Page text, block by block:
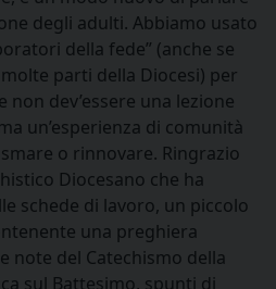
degli adulti. Abbiamo usato
della fede” (anche se
parti della Diocesi) per
non dev’essere una lezione
un’esperienza di comunità
o rinnovare. Ringrazio
Diocesano che ha
schede di lavoro, un piccolo
una preghiera
note del Catechismo della
sul Battesimo, spunti di